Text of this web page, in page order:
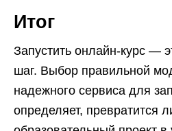
Итог
Запустить онлайн-курс —
шаг. Выбор правильной
надежного сервиса для
определяет, превратится